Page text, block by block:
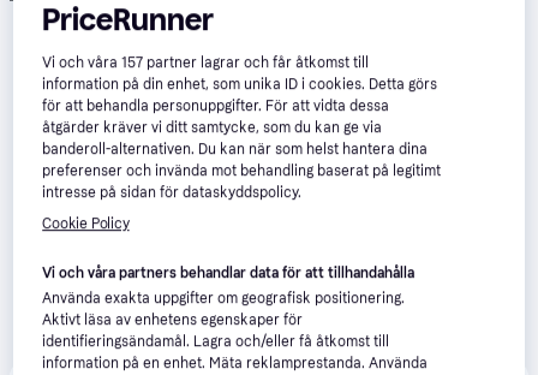
PriceRunner
Vi och våra157 partner lagrar och får åtkomst till
information på din enhet, som unika ID i cookies. Detta görs
för att behandla personuppgifter. För att vidta dessa
åtgärder kräver vi ditt samtycke, som du kan ge via
banderoll-alternativen. Du kan när som helst hantera dina
preferenser och invända mot behandling baserat på legitimt
intresse på sidan för dataskyddspolicy.
Cookie Policy
Vi och våra partners behandlar data för att tillhandahålla
Använda exakta uppgifter om geografisk positionering.
Aktivt läsa av enhetens egenskaper för
identifieringsändamål. Lagra och/eller få åtkomst till
information på en enhet. Mäta reklamprestanda. Använda